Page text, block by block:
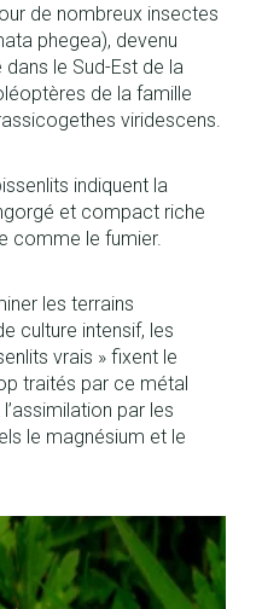
de nombreux insectes
phegea), devenu
le Sud-Est de la
de la famille
viridescens.
indiquent la
et compact riche
comme le fumier.
les terrains
culture intensif, les
vrais » fixent le
traités par ce métal
par les
le magnésium et le